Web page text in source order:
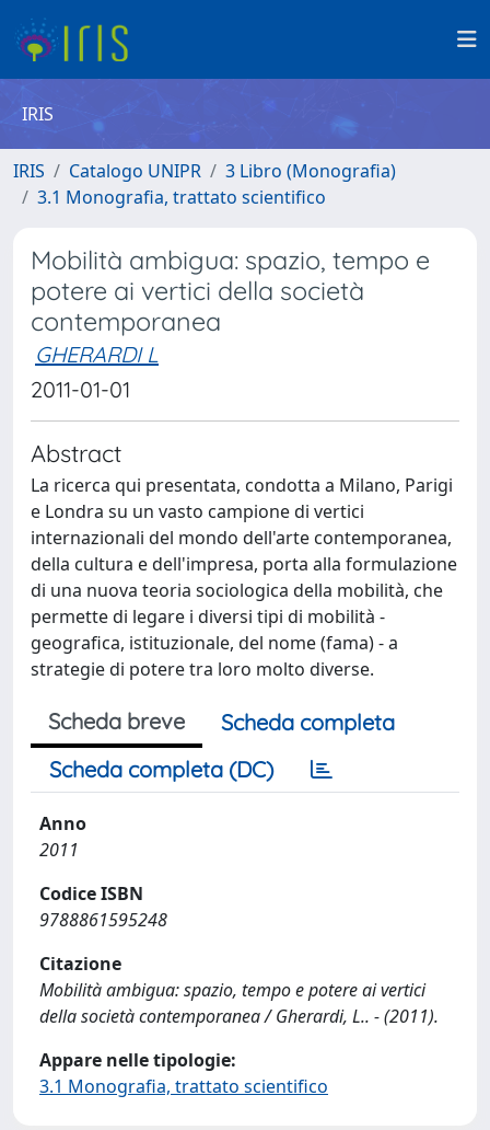
IRIS
IRIS Catalogo UNIPR
3 Libro (Monografia)
3.1 Monografia, trattato scientifico
Mobilità ambigua: spazio, tempo e
potere ai vertici della società
contemporanea
GHERARDI L
2011-01-01
Abstract
La ricerca qui presentata, condotta a Milano, Parigi
e Londra su un vasto campione di vertici
internazionali del mondo dell'arte contemporanea,
della cultura e dell'impresa, porta alla formulazione
di una nuova teoria sociologica della mobilità, che
permette di legare i diversi tipi di mobilità -
geografica, istituzionale, del nome (fama) - a
strategie di potere tra loro molto diverse.
Scheda breve
Scheda completa
Scheda completa (DC)
Anno
2011
Codice ISBN
9788861595248
Citazione
Mobilità ambigua: spazio, tempo e potere ai vertici
della società contemporanea / Gherardi, L.. - (2011).
Appare nelle tipologie:
3.1 Monografia, trattato scientifico